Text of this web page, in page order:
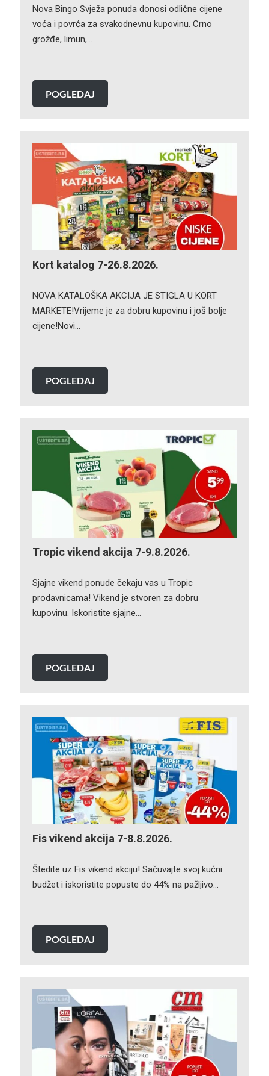
Nova Bingo Svježa ponuda donosi odlične cijene
voća i povrća za svakodnevnu kupovinu. Crno
grožđe, limun,…
POGLEDAJ
Kort katalog 7-26.8.2026.
NOVA KATALOŠKA AKCIJA JE STIGLA U KORT
MARKETE!Vrijeme je za dobru kupovinu i još bolje
cijene!Novi…
POGLEDAJ
Tropic vikend akcija 7-9.8.2026.
Sjajne vikend ponude čekaju vas u Tropic
prodavnicama! Vikend je stvoren za dobru
kupovinu. Iskoristite sjajne…
POGLEDAJ
Fis vikend akcija 7-8.8.2026.
Štedite uz Fis vikend akciju! Sačuvajte svoj kućni
budžet i iskoristite popuste do 44% na pažljivo…
POGLEDAJ